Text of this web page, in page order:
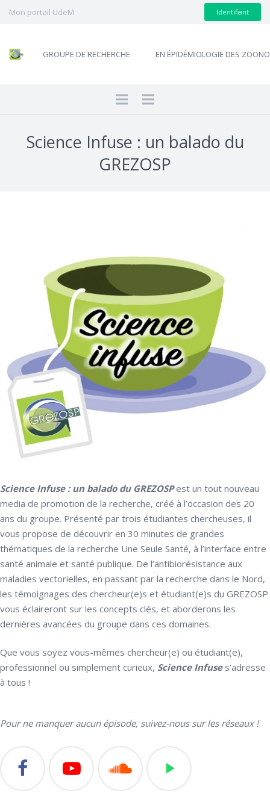
Mon portail UdeM Identifiant
GROUPE DE RECHERCHE EN ÉPIDÉMIOLOGIE DES
Science Infuse : un balado du
GREZOSP
Science Infuse : un balado du GREZOSPest un tout nouveau
media de promotion de la recherche, créé à l’occasion des 20
ans du groupe. Présenté par trois étudiantes chercheuses, il
vous propose de découvrir en 30 minutes de grandes
thématiques de la recherche Une Seule Santé, à l’interface entre
santé animale et santé publique. De l’antibiorésistance aux
maladies vectorielles, en passant par la recherche dans le Nord,
les témoignages des chercheur(e)s et étudiant(e)s du GREZOSP
vous éclaireront sur les concepts clés, et aborderons les
dernières avancées du groupe dans ces domaines.
Que vous soyez vous-mêmes chercheur(e) ou étudiant(e),
professionnel ou simplement curieux, Science Infuses’adresse
à tous !
Pour ne manquer aucun épisode, suivez-nous sur les réseaux !
play_arrow